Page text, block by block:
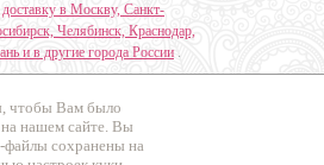
чтобы Вам было
нашем сайте. Вы
файлы сохранены на
доставку в Москву, Санкт-
Челябинск, Краснодар,
и в другие города России .
Мальцева